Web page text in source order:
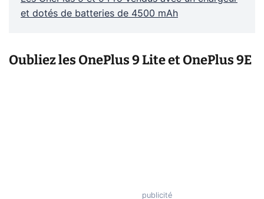
et dotés de batteries de 4500 mAh
Oubliez les OnePlus 9 Lite et OnePlus 9E